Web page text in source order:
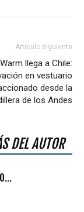
Artículo siguiente
llega a Chile:
en vestuario
desde la
de los Andes
DEL AUTOR